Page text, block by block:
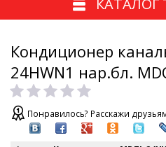
Кондиционер
24HWN1 нар.бл.
Понравилось? Расскажи